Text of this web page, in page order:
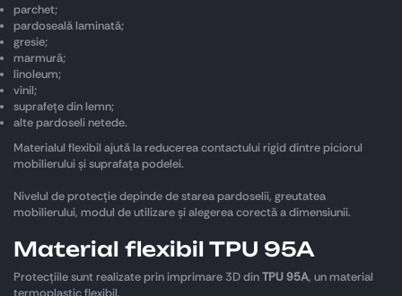
parchet;
pardoseală laminată;
gresie;
marmură;
linoleum;
vinil;
suprafețe din lemn;
alte pardoseli netede.
Materialul flexibil ajută la reducerea contactului rigid dintre piciorul
mobilierului și suprafața podelei.
Nivelul de protecție depinde de starea pardoselii, greutatea
mobilierului, modul de utilizare și alegerea corectă a dimensiunii.
Material flexibil TPU 95A
Protecțiile sunt realizate prin imprimare 3D dinTPU 95A, un material
termoplastic flexibil.